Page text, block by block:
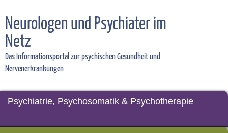
Neurologen und Psychiater im
Netz
Das Informationsportal zur psychischen Gesundheit und
Nervenerkrankungen
Psychiatrie, Psychosomatik & Psychotherapie